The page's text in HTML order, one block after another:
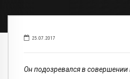
25.07.2017
Он подозревался в совершении